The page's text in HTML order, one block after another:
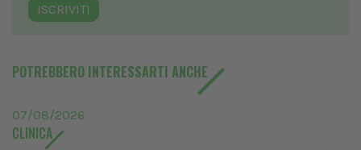
ISCRIVITI
POTREBBERO INTERESSARTI ANCHE
07/08/2026
CLINICA